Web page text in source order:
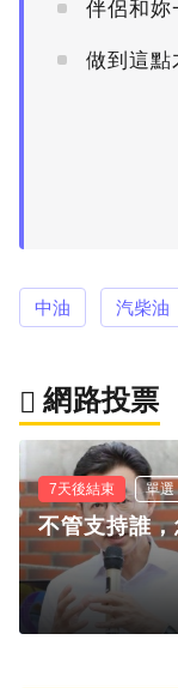
伴侶和妳
做到這點
中油 汽柴油
網路投票
7天後結束 單選
不管支持誰